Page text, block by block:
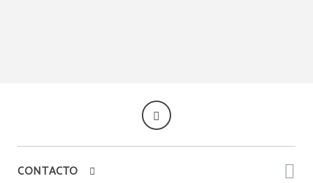
CONTACTO